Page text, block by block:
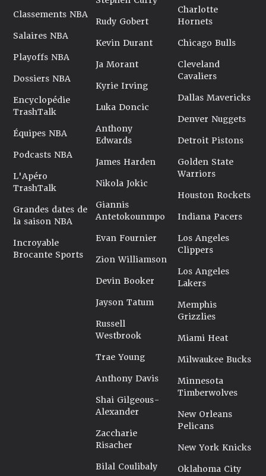
Classements NBA
Salaires NBA
Playoffs NBA
Dossiers NBA
Encyclopédie
TrashTalk
Équipes NBA
Podcasts NBA
L'Apéro
TrashTalk
Grandes dates de
la saison NBA
Incroyable
Brocante Sports
Rudy Gobert
Kevin Durant
Ja Morant
Kyrie Irving
Luka Doncic
Anthony
Edwards
James Harden
Nikola Jokic
Giannis
Antetokounmpo
Evan Fournier
Zion Williamson
Devin Booker
Jayson Tatum
Russell
Westbrook
Trae Young
Anthony Davis
Shai Gilgeous-
Alexander
Zaccharie
Risacher
Bilal Coulibaly
Charlotte
Hornets
Chicago Bulls
Cleveland
Cavaliers
Dallas Mavericks
Denver Nuggets
Detroit Pistons
Golden State
Warriors
Houston Rockets
Indiana Pacers
Los Angeles
Clippers
Los Angeles
Lakers
Memphis
Grizzlies
Miami Heat
Milwaukee Bucks
Minnesota
Timberwolves
New Orleans
Pelicans
New York Knicks
Oklahoma City